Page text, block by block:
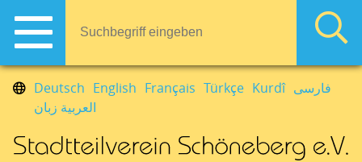
Deutsch English Français Türkçe Kurdî فارسی
العربية زبان